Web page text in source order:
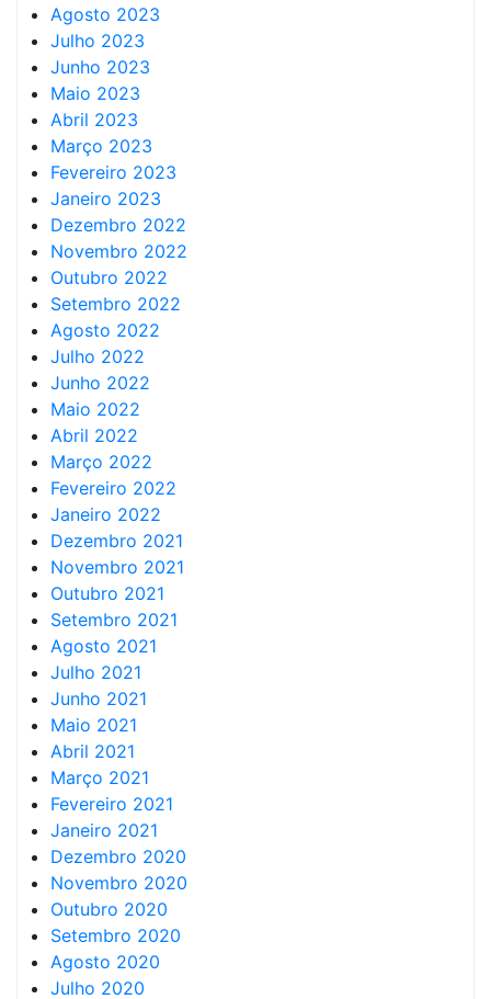
Agosto 2023
Julho 2023
Junho 2023
Maio 2023
Abril 2023
Março 2023
Fevereiro 2023
Janeiro 2023
Dezembro 2022
Novembro 2022
Outubro 2022
Setembro 2022
Agosto 2022
Julho 2022
Junho 2022
Maio 2022
Abril 2022
Março 2022
Fevereiro 2022
Janeiro 2022
Dezembro 2021
Novembro 2021
Outubro 2021
Setembro 2021
Agosto 2021
Julho 2021
Junho 2021
Maio 2021
Abril 2021
Março 2021
Fevereiro 2021
Janeiro 2021
Dezembro 2020
Novembro 2020
Outubro 2020
Setembro 2020
Agosto 2020
Julho 2020